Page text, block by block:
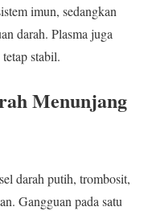
imun, sedangkan
darah. Plasma juga
stabil.
Menunjang
darah putih, trombosit,
Gangguan pada satu